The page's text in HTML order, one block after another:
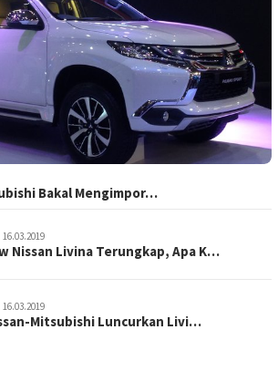
Bakal Mengimpor…
16.03.2019
Nissan Livina Terungkap, Apa K…
16.03.2019
Mitsubishi Luncurkan Livi…